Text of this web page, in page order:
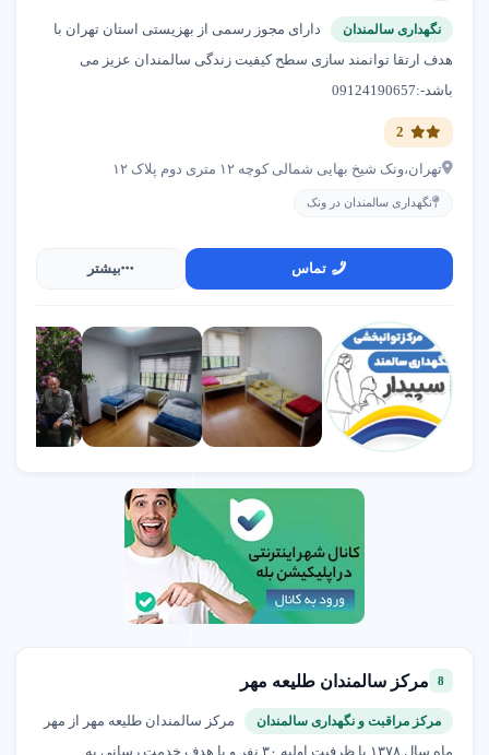
نگهداری سالمندان
دارای مجوز رسمی از بهزیستی استان تهران با
هدف ارتقا توانمند سازی سطح کیفیت زندگی سالمندان عزیز می
باشد-:09124190657
تهران،ونک شیخ بهایى شمالى کوچه ١٢ مترى دوم پلاک ١٢
نگهداری سالمندان در ونک
تماس بیشتر
8 مرکز سالمندان طلیعه مهر
مرکز مراقبت و نگهداری سالمندان
مرکز سالمندان طلیعه مهر از مهر
ماه سال ۱۳۷۸ با ظرفیت اولیه ۳۰ نفر و با هدف خدمت رسانی به